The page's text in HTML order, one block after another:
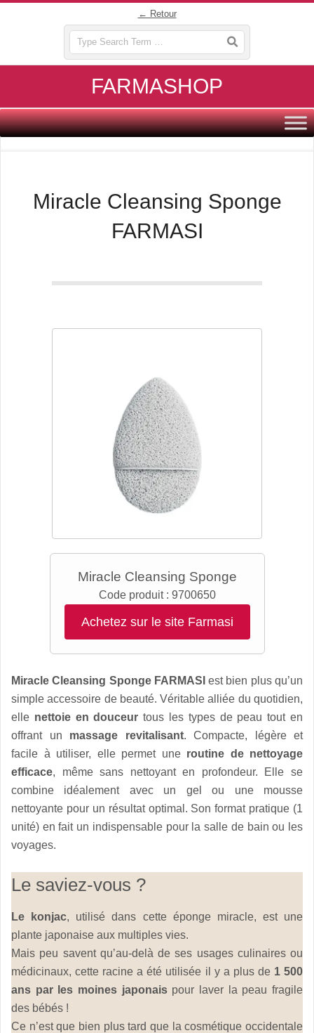
← Retour
FARMASHOP
Primary
Navigation
Miracle Cleansing Sponge
FARMASI
Miracle Cleansing Sponge
Code produit : 9700650
Achetez sur le site Farmasi
Miracle Cleansing Sponge FARMASI est bien plus qu’un
simple accessoire de beauté. Véritable alliée du quotidien,
elle nettoie en douceur tous les types de peau tout en
offrant un massage revitalisant. Compacte, légère et
facile à utiliser, elle permet une routine de nettoyage
efficace, même sans nettoyant en profondeur. Elle se
combine idéalement avec un gel ou une mousse
nettoyante pour un résultat optimal. Son format pratique (1
unité) en fait un indispensable pour la salle de bain ou les
voyages.
Le saviez-vous ?
Le konjac, utilisé dans cette éponge miracle, est une
plante japonaise aux multiples vies.
Mais peu savent qu’au-delà de ses usages culinaires ou
médicinaux, cette racine a été utilisée il y a plus de 1 500
ans par les moines japonaispour laver la peau fragile
des bébés !
Ce n’est que bien plus tard que la cosmétique occidentale